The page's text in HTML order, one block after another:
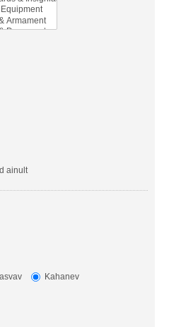
ainult
Kahanev